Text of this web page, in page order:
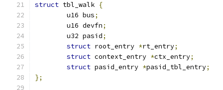
struct tbl_walk {
	u16 bus
;
	u16 devfn
;
	u32 pasid
;
struct root_entry *rt_entry;
struct context_entry *ctx_entry;
struct pasid_entry *pasid_tbl_entry;
};